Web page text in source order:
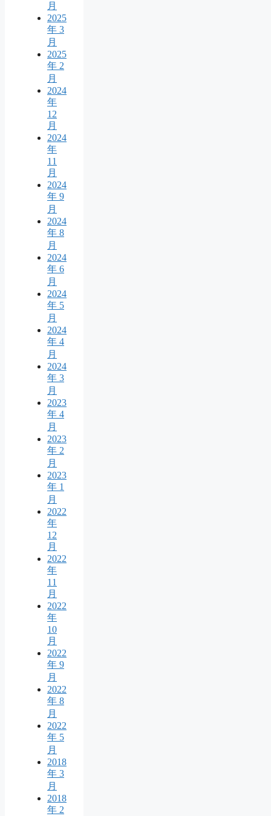
月
2025
年 3
月
2025
年 2
月
2024
年
12
月
2024
年
11
月
2024
年 9
月
2024
年 8
月
2024
年 6
月
2024
年 5
月
2024
年 4
月
2024
年 3
月
2023
年 4
月
2023
年 2
月
2023
年 1
月
2022
年
12
月
2022
年
11
月
2022
年
10
月
2022
年 9
月
2022
年 8
月
2022
年 5
月
2018
年 3
月
2018
年 2